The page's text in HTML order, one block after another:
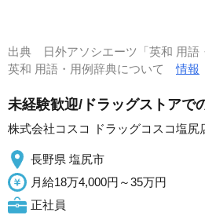
出典
日外アソシエーツ「英和 用語
英和 用語・用例辞典について情報
未経験歓迎/ドラッグストアで
株式会社コスコ ドラッグコスコ塩尻
長野県 塩尻市
月給18万4,000円～35万円
正社員